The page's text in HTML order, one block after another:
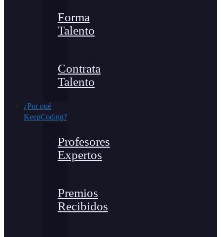
Forma
Talento
Contrata
Talento
¿Por qué
KeepCoding?
Profesores
Expertos
Premios
Recibidos